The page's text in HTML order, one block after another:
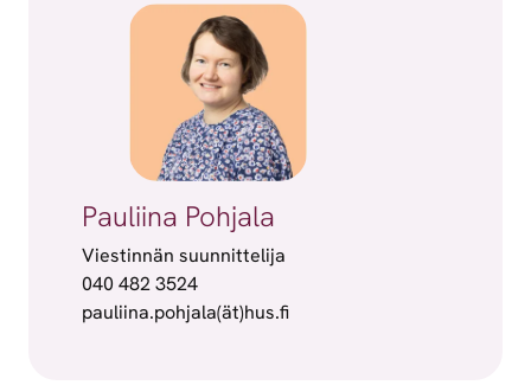
Pauliina Pohjala
Viestinnän suunnittelija
040 482 3524
pauliina.pohjala(ät)hus.fi